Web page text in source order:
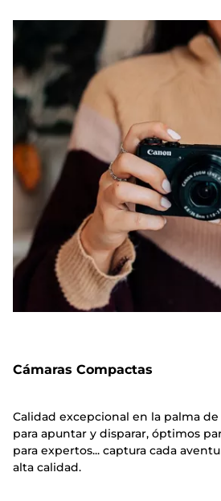
Cámaras Compactas
Calidad excepcional en la palma
para apuntar y disparar, óptimos
para expertos... captura cada
alta calidad.